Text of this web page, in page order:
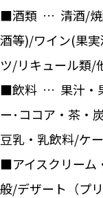
■酒類 … 清酒/焼
酒等)/ワイン(果
ツ/リキュール類/
■飲料 … 果汁・
ー･ココア・茶・
豆乳・乳飲料/ケ
■アイスクリーム
般/デザート（プ